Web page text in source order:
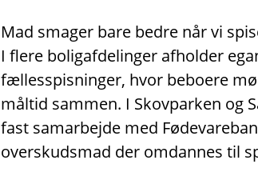
Mad smager bare bedre når vi
I flere boligafdelinger afholder
fællesspisninger, hvor beboere
måltid sammen. I Skovparken og
fast samarbejde med
overskudsmad der omdannes til